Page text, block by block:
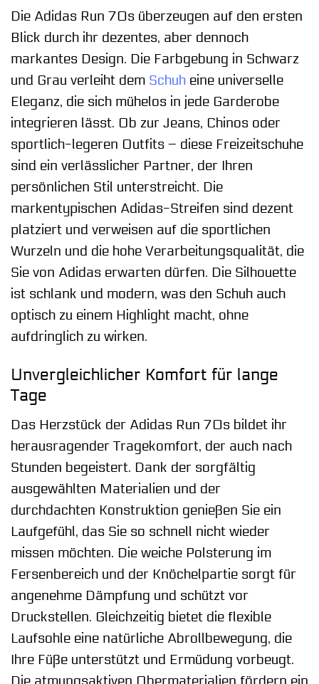
Die Adidas Run 70s überzeugen auf den ersten
Blick durch ihr dezentes, aber dennoch
markantes Design. Die Farbgebung in Schwarz
und Grau verleiht dem Schuh eine universelle
Eleganz, die sich mühelos in jede Garderobe
integrieren lässt. Ob zur Jeans, Chinos oder
sportlich-legeren Outfits – diese Freizeitschuhe
sind ein verlässlicher Partner, der Ihren
persönlichen Stil unterstreicht. Die
markentypischen Adidas-Streifen sind dezent
platziert und verweisen auf die sportlichen
Wurzeln und die hohe Verarbeitungsqualität, die
Sie von Adidas erwarten dürfen. Die Silhouette
ist schlank und modern, was den Schuh auch
optisch zu einem Highlight macht, ohne
aufdringlich zu wirken.
Unvergleichlicher Komfort für lange
Tage
Das Herzstück der Adidas Run 70s bildet ihr
herausragender Tragekomfort, der auch nach
Stunden begeistert. Dank der sorgfältig
ausgewählten Materialien und der
durchdachten Konstruktion genießen Sie ein
Laufgefühl, das Sie so schnell nicht wieder
missen möchten. Die weiche Polsterung im
Fersenbereich und der Knöchelpartie sorgt für
angenehme Dämpfung und schützt vor
Druckstellen. Gleichzeitig bietet die flexible
Laufsohle eine natürliche Abrollbewegung, die
Ihre Füße unterstützt und Ermüdung vorbeugt.